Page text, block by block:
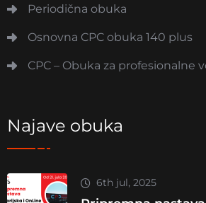
Periodična obuka
Osnovna CPC obuka 140 plus
CPC – Obuka za profesionalne
Najave obuka
6th jul, 2025